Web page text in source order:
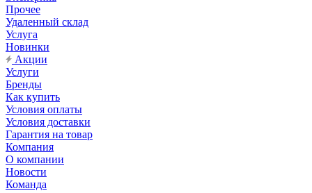
Прочее
Удаленный склад
Услуга
Новинки
Акции
Услуги
Бренды
Как купить
Условия оплаты
Условия доставки
Гарантия на товар
Компания
О компании
Новости
Команда